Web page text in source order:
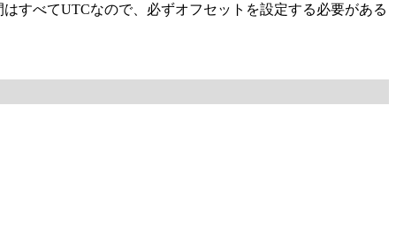
すべてUTCなので、必ずオフセットを設定する必要がある